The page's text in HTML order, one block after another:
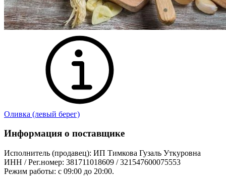
Оливка (левый берег)
Информация о поставщике
Исполнитель (продавец): ИП Тимкова Гузаль Уткуровна
ИНН / Рег.номер: 381711018609 / 321547600075553
Режим работы: с 09:00 до 20:00.